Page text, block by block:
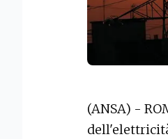
(ANSA) -